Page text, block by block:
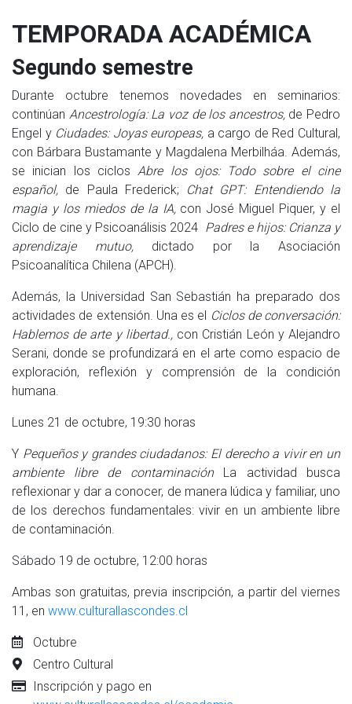
TEMPORADA ACADÉMICA
Segundo semestre
Durante octubre tenemos novedades en seminarios:
continúan Ancestrología: La voz de los ancestros,de Pedro
Engel y Ciudades: Joyas europeas, a cargo de Red Cultural,
con Bárbara Bustamante y Magdalena Merbilháa. Además,
se inician los ciclosAbre los ojos: Todo sobre el cine
español, de Paula Frederick; Chat GPT: Entendiendo la
magia y los miedos de la IA,con José Miguel Piquer, y el
Ciclo de cine y Psicoanálisis 2024 Padres e hijos: Crianza y
aprendizaje mutuo,dictado por la Asociación
Psicoanalítica Chilena (APCH).
Además, la Universidad San Sebastián ha preparado dos
actividades de extensión. Una es el Ciclos de conversación:
Hablemos de arte y libertad.,con Cristián León y Alejandro
Serani, donde se profundizará en el arte como espacio de
exploración, reflexión y comprensión de la condición
humana.
Lunes 21 de octubre, 19:30 horas
Y Pequeños y grandes ciudadanos: El derecho a vivir en un
ambiente libre de contaminaciónLa actividad busca
reflexionar y dar a conocer, de manera lúdica y familiar, uno
de los derechos fundamentales: vivir en un ambiente libre
de contaminación.
Sábado 19 de octubre, 12:00 horas
Ambas son gratuitas, previa inscripción, a partir del viernes
11, en www.culturallascondes.cl
Octubre
Centro Cultural
Inscripción y pago en